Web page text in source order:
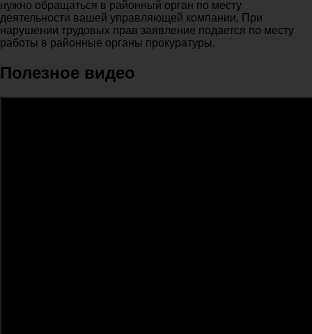
нужно обращаться в районный орган по месту
деятельности вашей управляющей компании. При
нарушении трудовых прав заявление подается по месту
работы в районные органы прокуратуры.
Полезное видео